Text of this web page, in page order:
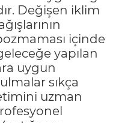
Değişen iklim
içinde
yapılan
uygun
sıkça
uzman